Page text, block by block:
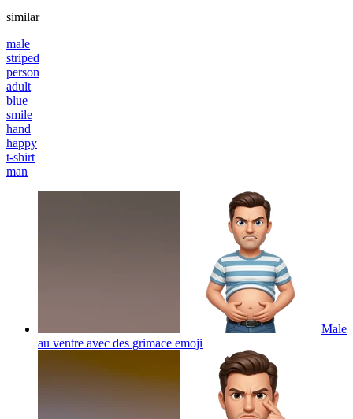
similar
male
striped
person
adult
blue
smile
hand
happy
t-shirt
man
Male
au ventre avec des grimace emoji